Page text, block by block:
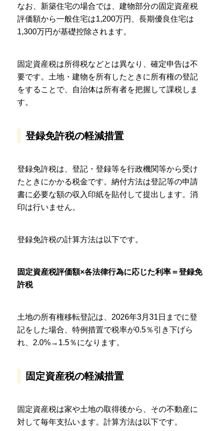
なお、新築住宅の場合では、建物部分の固定資産税
評価額から一般住宅は1,200万円、長期優良住宅は
1,300万円が基礎控除されます。
固定資産税は所得税などとは異なり、確定申告は不
要です。土地・建物を所有したときに所有権の登記
をすることで、自治体は所有者を把握して課税しま
す。
登録免許税の軽減措置
登録免許税は、登記・登録等を行政機関等から受け
たときにかかる税金です。納付方法は登記等の申請
書に必要な額の収入印紙を貼付して提出します。消
印は行いません。
登録免許税の計算方法は以下です。
固定資産税評価額×各法律行為に応じた利率＝登録免
許税
土地の所有権移転登記は、2026年3月31日までに登
記をした場合、特例措置で税率が0.5％引き下げら
れ、2.0%→1.5％になります。
固定資産税の軽減措置
固定資産税は家や土地の取得後から、その不動産に
対して毎年支払います。計算方法は以下です。